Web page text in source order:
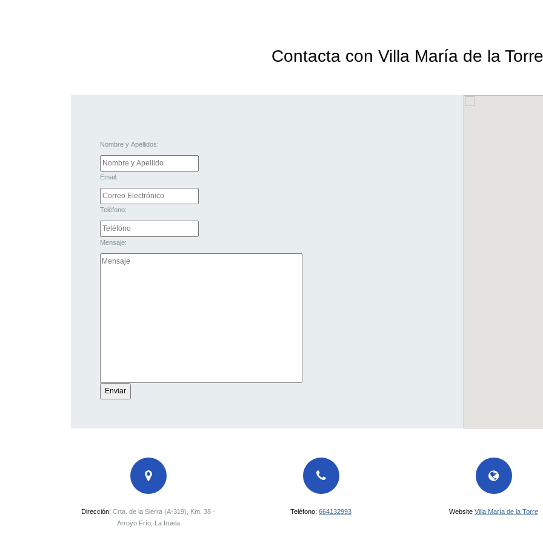
Contacta con Villa María de la Torre
Nombre y Apellidos:
Email:
Teléfono:
Mensaje:
Dirección: Crta. de la Sierra (A-319), Km. 38 -
Arroyo Frío, La Iruela
Teléfono: 664132993 Website Villa María de la Torre